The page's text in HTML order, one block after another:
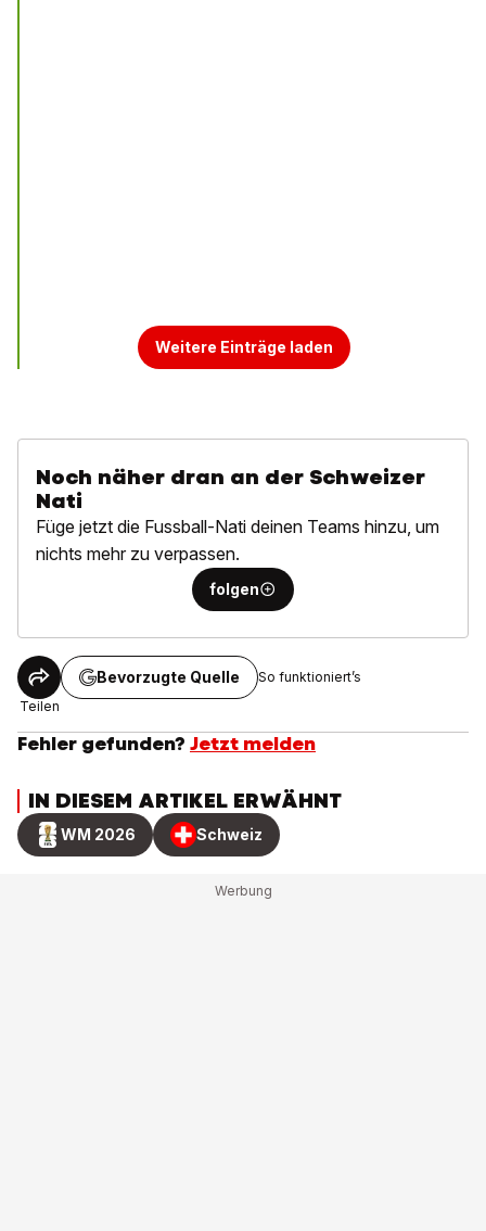
Weitere Einträge laden
Noch näher dran an der Schweizer
Nati
Füge jetzt die Fussball-Nati deinen Teams hinzu, um
nichts mehr zu verpassen.
folgen
Teilen
Bevorzugte Quelle So funktioniert’s
Fehler gefunden? Jetzt melden
IN DIESEM ARTIKEL ERWÄHNT
WM 2026 Schweiz